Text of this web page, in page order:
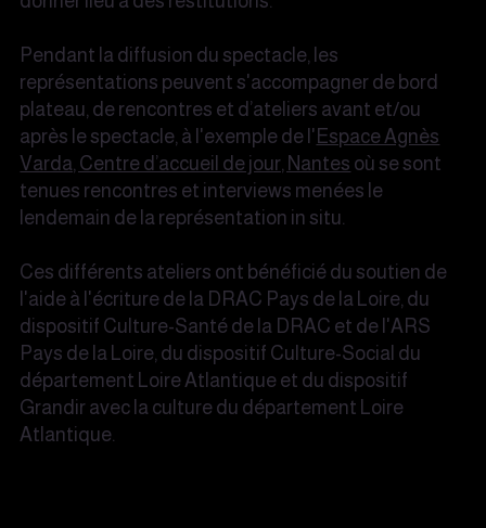
Pendant la diffusion du spectacle, les
représentations peuvent s'accompagner de bord
plateau, de rencontres et d’ateliers avant et/ou
après le spectacle, à l'exemple de l' Espace Agnès
Varda, Centre d’accueil de jour, Nantes où se sont
tenues rencontres et interviews menées le
lendemain de la représentation in situ.
Ces différents ateliers ont bénéficié du soutien de
l'aide à l'écriture de la DRAC Pays de la Loire, du
dispositif Culture-Santé de la DRAC et de l'ARS
Pays de la Loire, du dispositif Culture-Social du
département Loire Atlantique et du dispositif
Grandir avec la culture du département Loire
Atlantique.